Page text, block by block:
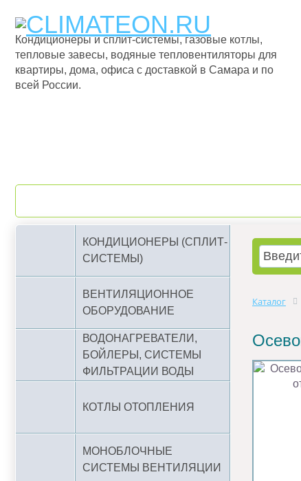
Кондиционеры и сплит-системы, газовые котлы,
тепловые завесы, водяные тепловентиляторы для
квартиры, дома, офиса с доставкой в Самара и по
всей России.
КОНДИЦИОНЕРЫ (СПЛИТ-
СИСТЕМЫ)
ВЕНТИЛЯЦИОННОЕ
ОБОРУДОВАНИЕ
ВОДОНАГРЕВАТЕЛИ,
БОЙЛЕРЫ, СИСТЕМЫ
ФИЛЬТРАЦИИ ВОДЫ
КОТЛЫ ОТОПЛЕНИЯ
МОНОБЛОЧНЫЕ
СИСТЕМЫ ВЕНТИЛЯЦИИ
Каталог